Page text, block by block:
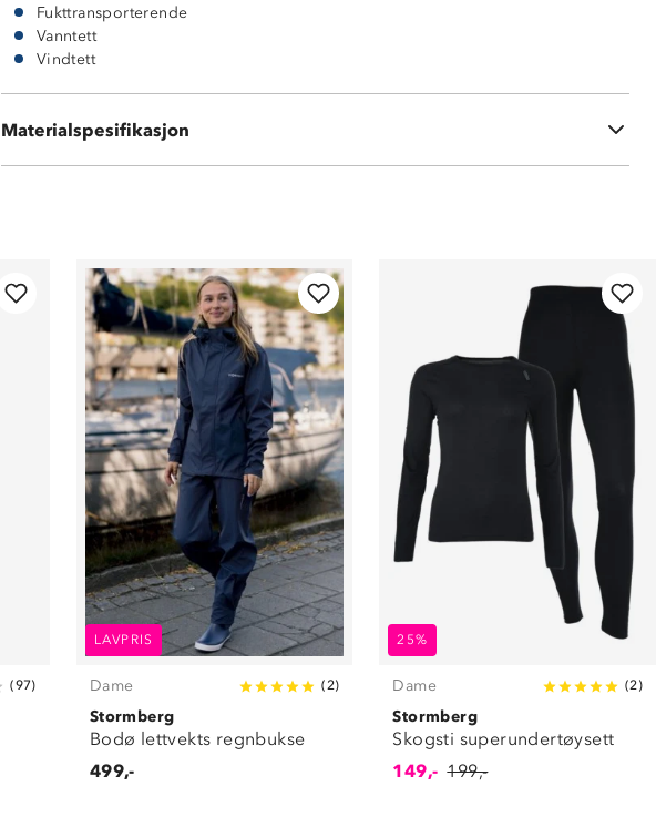
Fukttransporterende
Vanntett
Vindtett
Materialspesifikasjon
Vattering: 100 % polyester
(97)
LAVPRIS
Dame (2)
Stormberg
Bodø lettvekts regnbukse
499,-
25%
Dame (2)
Stormberg
Skogsti superundertøysett
149,- 199,-